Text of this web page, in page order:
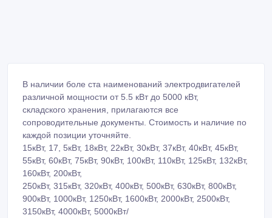
В наличии боле ста наименований электродвигателей
различной мощности от 5.5 кВт до 5000 кВт,
складского хранения, прилагаются все
сопроводительные документы. Стоимость и наличие по
каждой позиции уточняйте.
15кВт, 17, 5кВт, 18кВт, 22кВт, 30кВт, 37кВт, 40кВт, 45кВт,
55кВт, 60кВт, 75кВт, 90кВт, 100кВт, 110кВт, 125кВт, 132кВт,
160кВт, 200кВт,
250кВт, 315кВт, 320кВт, 400кВт, 500кВт, 630кВт, 800кВт,
900кВт, 1000кВт, 1250кВт, 1600кВт, 2000кВт, 2500кВт,
3150кВт, 4000кВт, 5000кВт/